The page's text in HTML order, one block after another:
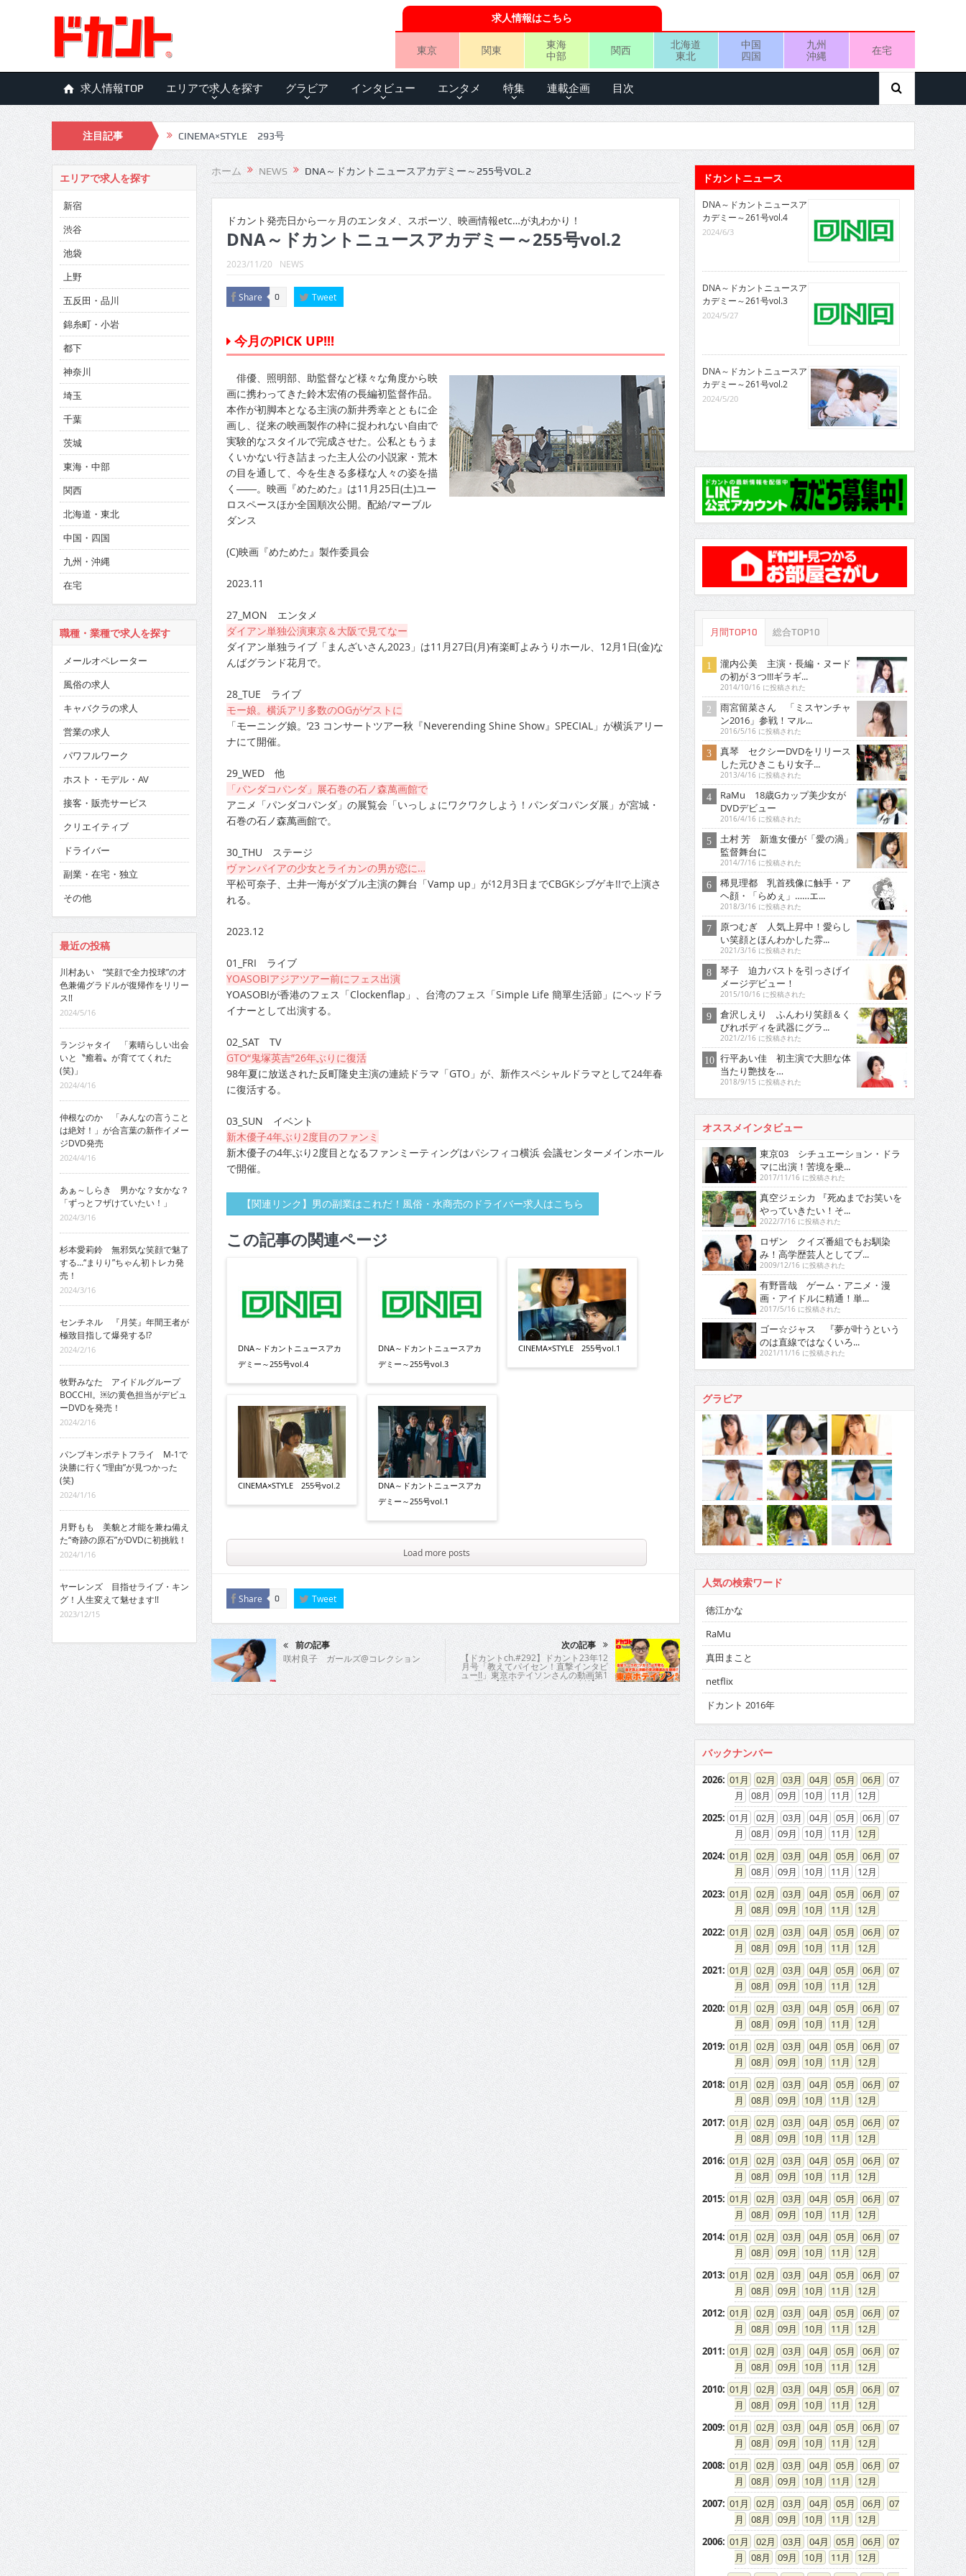
求人情報はこちら
東京 関東
東海
中部
関西
北海道
東北
中国
四国
九州
沖縄
在宅
求人情報TOP エリアで求人を探す グラビア インタビュー エンタメ 特集 連載企画 目次
注目記事 CINEMA×STYLE 293号
CINEMA×STYLE 292号
CINEMA×STYLE 291号
CINEMA×STYLE 290号
CINEMA×STYLE 289号
CINEMA×STYLE 288号
CINEMA×STYLE 287号
CINEMA×STYLE 286号
CINEMA×STYLE 285号
CINEMA×STYLE 294号
ホーム NEWS DNA～ドカントニュースアカデミー～255号VOL.2
ドカント発売日から一ヶ月のエンタメ、スポーツ、映画情報etc…が丸わかり！
DNA～ドカントニュースアカデミー～255号vol.2
2023/11/20 NEWS
Share 0 Tweet
今月のPICK UP!!!
俳優、照明部、助監督など様々な角度から映
画に携わってきた鈴木宏侑の長編初監督作品。
本作が初脚本となる主演の新井秀幸とともに企
画し、従来の映画製作の枠に捉われない自由で
実験的なスタイルで完成させた。公私ともうま
くいかない行き詰まった主人公の小説家・荒木
の目を通して、今を生きる多様な人々の姿を描
く――。映画『めためた』は11月25日(土)ユー
ロスペースほか全国順次公開。配給/マーブル
ダンス
(C)映画『めためた』製作委員会
2023.11
27_MON エンタメ
ダイアン単独公演東京＆大阪で見てなー
ダイアン単独ライブ「まんざいさん2023」は11月27日(月)有楽町よみうりホール、12月1日(金)な
んばグランド花月で。
28_TUE ライブ
モー娘。横浜アリ多数のOGがゲストに
「モーニング娘。’23 コンサートツアー秋『Neverending Shine Show』SPECIAL」が横浜アリー
ナにて開催。
29_WED 他
「パンダコパンダ」展石巻の石ノ森萬画館で
アニメ「パンダコパンダ」の展覧会「いっしょにワクワクしよう！パンダコパンダ展」が宮城・
石巻の石ノ森萬画館で。
30_THU ステージ
ヴァンパイアの少女とライカンの男が恋に…
平松可奈子、土井一海がダブル主演の舞台「Vamp up」が12月3日までCBGKシブゲキ!!で上演さ
れる。
2023.12
01_FRI ライブ
YOASOBIアジアツアー前にフェス出演
YOASOBIが香港のフェス「Clockenflap」、台湾のフェス「Simple Life 簡單生活節」にヘッドラ
イナーとして出演する。
02_SAT TV
GTO“鬼塚英吉”26年ぶりに復活
98年夏に放送された反町隆史主演の連続ドラマ「GTO」が、新作スペシャルドラマとして24年春
に復活する。
03_SUN イベント
新木優子4年ぶり2度目のファンミ
新木優子の4年ぶり2度目となるファンミーティングはパシフィコ横浜 会議センターメインホール
で開催。
【関連リンク】男の副業はこれだ！風俗・水商売のドライバー求人はこちら
この記事の関連ページ
DNA～ドカントニュースアカ
デミー～255号vol.4
CINEMA×STYLE 255号vol.2
DNA～ドカントニュースアカ
デミー～255号vol.3
DNA～ドカントニュースアカ
デミー～255号vol.1
CINEMA×STYLE 255号vol.1
Load more posts
Share 0 Tweet
前の記事
咲村良子 ガールズ@コレクション
次の記事
【ドカントch.#292】ドカント23年12
月号「教えてパイセン！直撃インタビ
ュー!!」東京ホテイソンさんの動画第1
弾！【東京ホテイソンさん1/4】
エリアで求人を探す
新宿
渋谷
池袋
上野
五反田・品川
錦糸町・小岩
都下
神奈川
埼玉
千葉
茨城
東海・中部
関西
北海道・東北
中国・四国
九州・沖縄
在宅
職種・業種で求人を探す
メールオペレーター
風俗の求人
キャバクラの求人
営業の求人
パワフルワーク
ホスト・モデル・AV
接客・販売サービス
クリエイティブ
ドライバー
副業・在宅・独立
その他
最近の投稿
川村あい “笑顔で全力投球”の才
色兼備グラドルが復帰作をリリー
ス!!
2024/5/16
ランジャタイ 「素晴らしい出会
いと〝癒着〟が育ててくれた
(笑)」
2024/4/16
仲根なのか 「みんなの言うこと
は絶対！」が合言葉の新作イメー
ジDVD発売
2024/4/16
あぁ～しらき 男かな？女かな？
「ずっとフザけていたい！」
2024/3/16
杉本愛莉鈴 無邪気な笑顔で魅了
する…“まりり”ちゃん初トレカ発
売！
2024/3/16
センチネル 『月笑』年間王者が
極致目指して爆発する!?
2024/2/16
牧野みなた アイドルグループ
BOCCHI。￼の黄色担当がデビュ
ーDVDを発売！
2024/2/16
パンプキンポテトフライ M-1で
決勝に行く“理由”が見つかった
(笑)
2024/1/16
月野もも 美貌と才能を兼ね備え
た“奇跡の原石”がDVDに初挑戦！
2024/1/16
ヤーレンズ 目指せライブ・キン
グ！人生変えて魅せます!!
2023/12/15
ドカントニュース
DNA～ドカントニュースア
カデミー～261号vol.4
2024/6/3
DNA～ドカントニュースア
カデミー～261号vol.3
2024/5/27
DNA～ドカントニュースア
カデミー～261号vol.2
2024/5/20
月間TOP10 総合TOP10
瀧内公美 主演・長編・ヌード
の初が３つ!!!ギラギ...
2014/10/16 に投稿された
雨宮留菜さん 「ミスヤンチャ
ン2016」参戦！マル...
2016/5/16 に投稿された
真琴 セクシーDVDをリリース
した元ひきこもり女子...
2013/4/16 に投稿された
RaMu 18歳Gカップ美少女が
DVDデビュー
2016/4/16 に投稿された
土村 芳 新進女優が「愛の渦」
監督舞台に
2014/7/16 に投稿された
稀見理都 乳首残像に触手・ア
ヘ顔・「らめぇ」……エ...
2018/3/16 に投稿された
原つむぎ 人気上昇中！愛らし
い笑顔とほんわかした雰...
2021/3/16 に投稿された
琴子 迫力バストを引っさげイ
メージデビュー！
2015/10/16 に投稿された
倉沢しえり ふんわり笑顔＆く
びれボディを武器にグラ...
2021/2/16 に投稿された
行平あい佳 初主演で大胆な体
当たり艶技を…
2018/9/15 に投稿された
オススメインタビュー
東京03 シチュエーション・ドラ
マに出演！苦境を乗...
2017/11/16 に投稿された
真空ジェシカ 『死ぬまでお笑いを
やっていきたい！そ...
2022/7/16 に投稿された
ロザン クイズ番組でもお馴染
み！高学歴芸人としてブ...
2009/12/16 に投稿された
有野晋哉 ゲーム・アニメ・漫
画・アイドルに精通！単...
2017/5/16 に投稿された
ゴー☆ジャス 『夢が叶うという
のは直線ではなくいろ...
2021/11/16 に投稿された
グラビア
人気の検索ワード
徳江かな
RaMu
真田まこと
netflix
ドカント 2016年
バックナンバー
2026: 01 02 03 04 05 06
07
08
09 10 11
12
2025: 01 02 03 04 05 06
07
08
09 10 11
12
2024: 01 02 03 04 05 06
07
08
09 10 11
12
2023: 01 02 03 04 05 06
07
08
09 10 11
12
2022: 01 02 03 04 05 06
07
08
09 10 11
12
2021: 01 02 03 04 05 06
07
08
09 10 11
12
2020: 01 02 03 04 05 06
07
08
09 10 11
12
2019: 01 02 03 04 05 06
07
08
09 10 11
12
2018: 01 02 03 04 05 06
07
08
09 10 11
12
2017: 01 02 03 04 05 06
07
08
09 10 11
12
2016: 01 02 03 04 05 06
07
08
09 10 11
12
2015: 01 02 03 04 05 06
07
08
09 10 11
12
2014: 01 02 03 04 05 06
07
08
09 10 11
12
2013: 01 02 03 04 05 06
07
08
09 10 11
12
2012: 01 02 03 04 05 06
07
08
09 10 11
12
2011: 01 02 03 04 05 06
07
08
09 10 11
12
2010: 01 02 03 04 05 06
07
08
09 10 11
12
2009: 01 02 03 04 05 06
07
08
09 10 11
12
2008: 01 02 03 04 05 06
07
08
09 10 11
12
2007: 01 02 03 04 05 06
07
08
09 10 11
12
2006: 01 02 03 04 05 06
07
08
09 10 11
12